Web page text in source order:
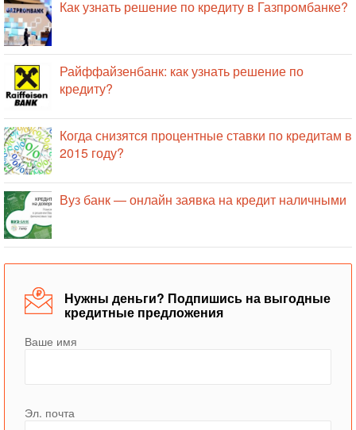
Как узнать решение по кредиту в Газпромбанке?
Райффайзенбанк: как узнать решение по
кредиту?
Когда снизятся процентные ставки по кредитам в
2015 году?
Вуз банк — онлайн заявка на кредит наличными
Нужны деньги? Подпишись на выгодные
кредитные предложения
Ваше имя
Эл. почта